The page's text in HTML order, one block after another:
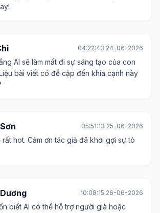
04:22:43 24-06-2026
AI sẽ làm mất đi sự sáng tạo của con
bài viết có đề cập đến khía cạnh này
05:51:13 25-06-2026
rất hot. Cảm ơn tác giả đã khơi gợi sự tò
10:08:15 26-06-2026
biết AI có thể hỗ trợ người già hoặc